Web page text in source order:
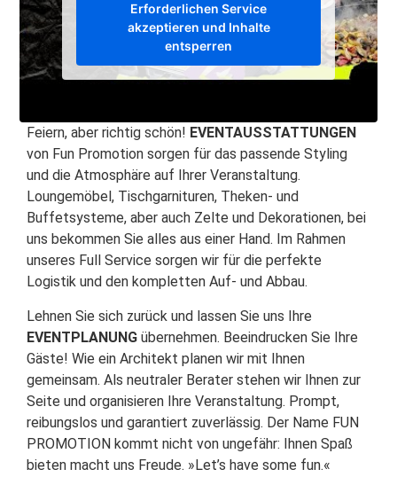
Erforderlichen Service
akzeptieren und Inhalte
entsperren
Feiern, aber richtig schön! EVENTAUSSTATTUNGEN
von Fun Promotion sorgen für das passende Styling
und die Atmosphäre auf Ihrer Veranstaltung.
Loungemöbel, Tischgarnituren, Theken- und
Buffetsysteme, aber auch Zelte und Dekorationen, bei
uns bekommen Sie alles aus einer Hand. Im Rahmen
unseres Full Service sorgen wir für die perfekte
Logistik und den kompletten Auf- und Abbau.
Lehnen Sie sich zurück und lassen Sie uns Ihre
EVENTPLANUNG übernehmen. Beeindrucken Sie Ihre
Gäste! Wie ein Architekt planen wir mit Ihnen
gemeinsam. Als neutraler Berater stehen wir Ihnen zur
Seite und organisieren Ihre Veranstaltung. Prompt,
reibungslos und garantiert zuverlässig. Der Name FUN
PROMOTION kommt nicht von ungefähr: Ihnen Spaß
bieten macht uns Freude. »Let’s have some fun.«